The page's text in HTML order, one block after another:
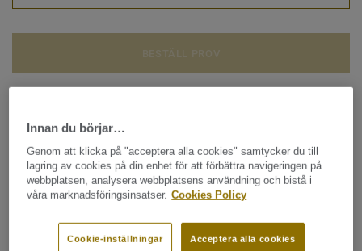
Se alla DESSO X RENS
FILTER (2)
Innan du börjar…
Genom att klicka på "acceptera alla cookies" samtycker du till
lagring av cookies på din enhet för att förbättra navigeringen på
webbplatsen, analysera webbplatsens användning och bistå i
våra marknadsföringsinsatser. Cookies Policy
Acceptera alla cookies
Cookie-inställningar